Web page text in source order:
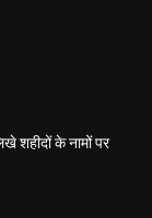
शहीदों के नामों पर